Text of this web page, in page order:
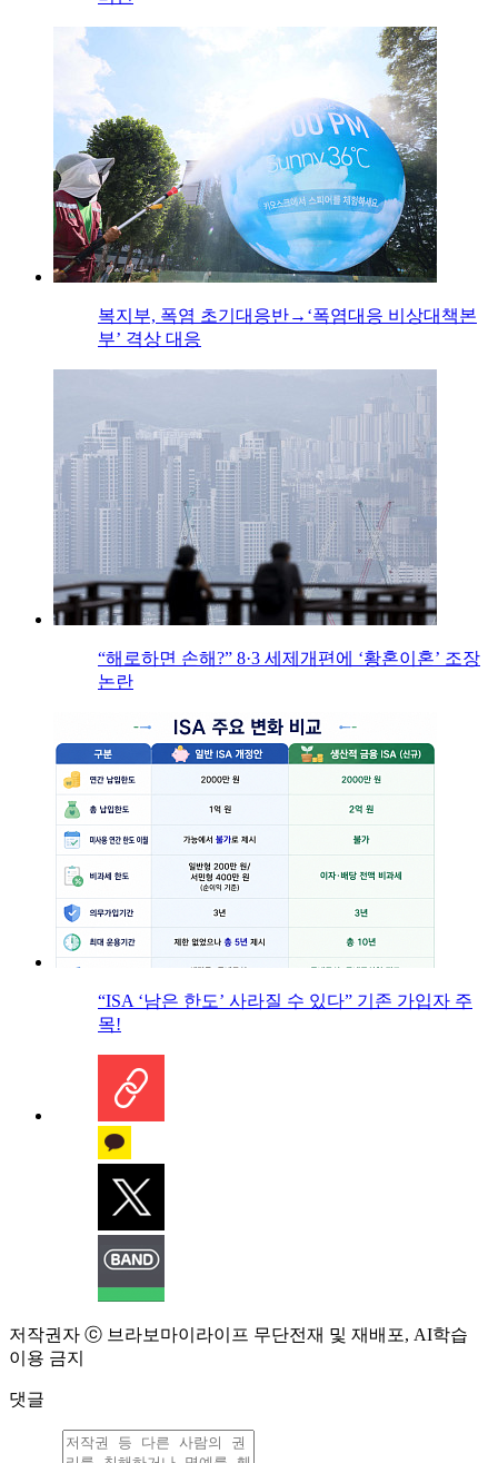
복지부, 폭염 초기대응반→‘폭염대응 비상대책본
부’ 격상 대응
“해로하면 손해?” 8·3 세제개편에 ‘황혼이혼’ 조장
논란
“ISA ‘남은 한도’ 사라질 수 있다” 기존 가입자 주
목!
저작권자 ⓒ 브라보마이라이프 무단전재 및 재배포, AI학습
이용 금지
댓글